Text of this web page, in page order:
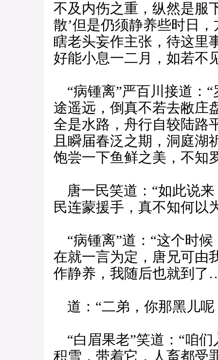
不及内伤之重，纵然是服
散’但是仍须静养些时日
瞎老头妄作主张，待这里
好能小息一二月，如若不
“病锺离”严百川接道：“
途遥远，倒真不若去敝庄
全是水路，舟行自较陆路
且瞬届春泛之期，洞庭湖
饱尝一下鱼鲜之美，不知
唐一民笑道：“如此说
民连蒙援手，真不知何
“病锺离”道：“这个时
在就一言为定，唐兄可由
作静养，我随后也就到
道：“二弟，你那黑儿呢
“白眉果老”笑道：“咱
积雪，带着它，人畜都受